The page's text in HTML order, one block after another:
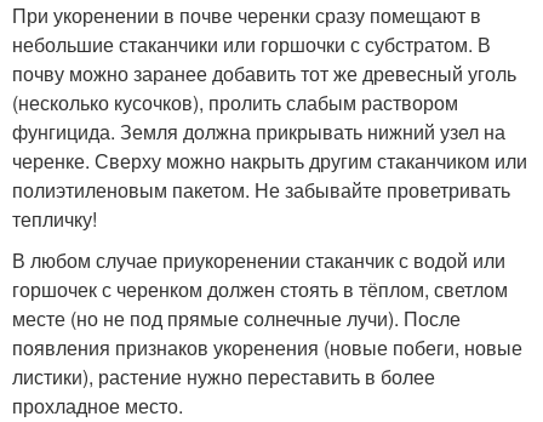
При укоренении в почве черенки сразу помещают в
небольшие стаканчики или горшочки с субстратом. В
почву можно заранее добавить тот же древесный уголь
(несколько кусочков), пролить слабым раствором
фунгицида. Земля должна прикрывать нижний узел на
черенке. Сверху можно накрыть другим стаканчиком или
полиэтиленовым пакетом. Не забывайте проветривать
тепличку!
В любом случае приукоренении стаканчик с водой или
горшочек с черенком должен стоять в тёплом, светлом
месте (но не под прямые солнечные лучи). После
появления признаков укоренения (новые побеги, новые
листики), растение нужно переставить в более
прохладное место.